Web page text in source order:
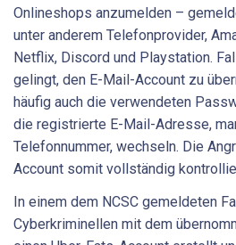
Onlineshops anzumelden –
unter anderem Telefonprovider,
Netflix, Discord und Playstation.
gelingt, den E-Mail-Account zu
häufig auch die verwendeten
die registrierte E-Mail-Adresse,
Telefonnummer, wechseln. Die
Account somit vollständig
In einem dem NCSC gemeldeten
Cyberkriminellen mit dem